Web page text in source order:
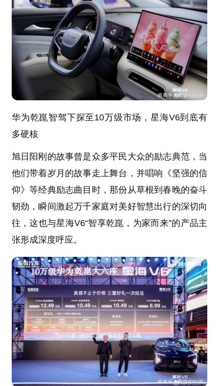
华为乾崑智驾下探至10万级市场，星海V6到底有
多硬核
旭日阳刚的故事曾是众多平民大众的励志典范，当
他们带着岁月的故事走上舞台，并唱响《坚强的信
仰》等经典励志曲目时，那份从草根到春晚的奋斗
韧劲，瞬间激起万千家庭对美好智慧出行的深切向
往，这也与星海V6“智享乾崑，为家而来”的产品主
张形成深度呼应。